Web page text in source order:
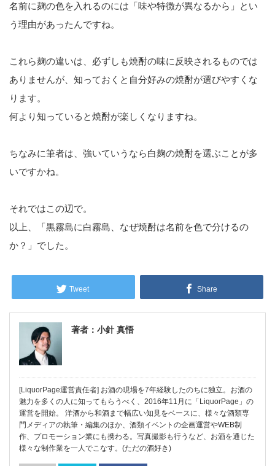
名前に麹の色を入れるのには「味や特徴が異なるから」とい
う理由があったんですね。
これら麹の違いは、必ずしも焼酎の味に反映されるものでは
ありませんが、知っておくと自分好みの焼酎が選びやすくな
ります。
何より知っていると焼酎が楽しくなりますね。
ちなみに筆者は、強いていうなら白麹の焼酎を選ぶことが多
いですかね。
それではこの辺で。
以上、「黒霧島に白霧島、なぜ焼酎は名前を色で分けるの
か？」でした。
Tweet Share
著者：小針 真悟
[LiquorPage運営責任者] お酒の現場を7年経験したのちに独立。お酒の
魅力を多くの人に知ってもらうべく、2016年11月に「LiquorPage」の
運営を開始。 洋酒から和酒まで幅広い知見をベースに、様々な酒類専
門メディアの執筆・編集のほか、酒類イベントの企画運営やWEB制
作、プロモーション業にも携わる。写真撮影も行うなど、お酒を通じた
様々な制作業を一人でこなす。(ただの酒好き)